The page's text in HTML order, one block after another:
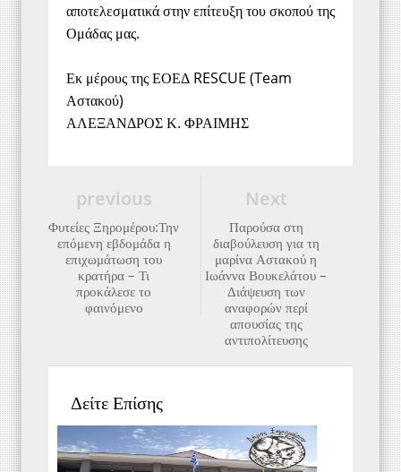
αποτελεσματικά στην επίτευξη του σκοπού της
Ομάδας μας.
Εκ μέρους της ΕΟΕΔ RESCUE (Team
Αστακού)
ΑΛΕΞΑΝΔΡΟΣ Κ. ΦΡΑΙΜΗΣ
Next
Παρούσα στη
διαβούλευση για τη
μαρίνα Αστακού η
Ιωάννα Βουκελάτου –
Διάψευση των
αναφορών περί
απουσίας της
αντιπολίτευσης
previous
Φυτείες Ξηρομέρου:Την
επόμενη εβδομάδα η
επιχωμάτωση του
κρατήρα – Τι
προκάλεσε το
φαινόμενο
Δείτε Επίσης